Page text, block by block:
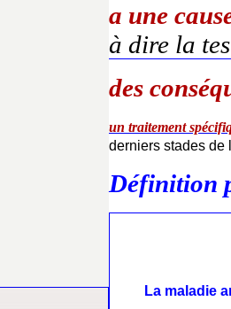
a une
à dire la
des
un traitement
derniers stades de
Définition
La maladie